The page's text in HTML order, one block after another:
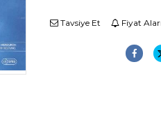
Tavsiye Et Fiyat